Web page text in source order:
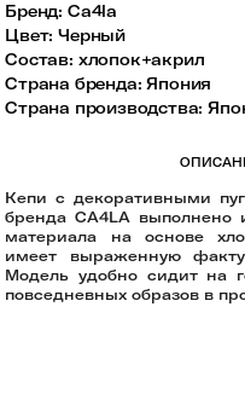
Бренд: Ca4la
Цвет: Черный
Состав: хлопок+акрил
Страна бренда: Япония
Страна производства:
Кепи с декоративными
бренда CA4LA выполнено
материала на основе
имеет выраженную
Модель удобно сидит на
повседневных образов в